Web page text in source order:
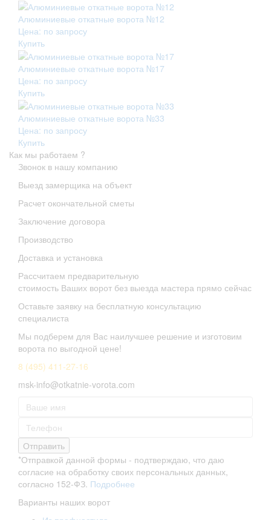
Алюминиевые откатные ворота №12
Цена: по запросу
Купить
Алюминиевые откатные ворота №17
Цена: по запросу
Купить
Алюминиевые откатные ворота №33
Цена: по запросу
Купить
Как мы работаем ?
Звонок в нашу компанию
Выезд замерщика на объект
Расчет окончательной сметы
Заключение договора
Производство
Доставка и установка
Рассчитаем предварительную
стоимость Ваших ворот без выезда мастера прямо сейчас
Оставьте заявку на бесплатную консультацию
специалиста
Мы подберем для Вас наилучшее решение и изготовим
ворота по выгодной цене!
8 (495) 411-27-16
msk-info@otkatnie-vorota.com
Отправить
*Отправкой данной формы - подтверждаю, что даю
согласие на обработку своих персональных данных,
согласно 152-ФЗ. Подробнее
Варианты наших ворот